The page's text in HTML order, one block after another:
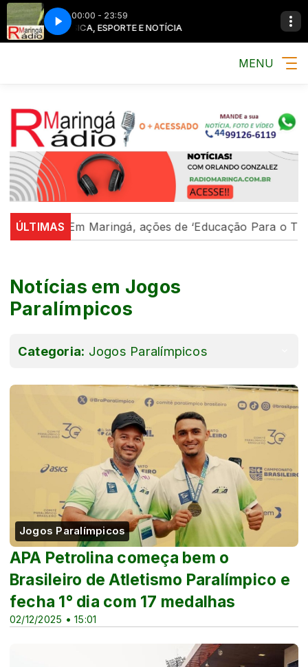
00:00 - 23:59
MÚSICA, ESPORTE E NOTÍCIA MÚSICA,
MENU
ÚLTIMAS
Em Maringá, ações de ‘Educação Para o Trânsito’
Notícias em Jogos
Paralímpicos
Categoria: Jogos Paralímpicos
Jogos Paralímpicos
02/12/2025 • 15:01
APA Petrolina começa bem o
Brasileiro de Atletismo Paralímpico e
fecha 1° dia com 17 medalhas